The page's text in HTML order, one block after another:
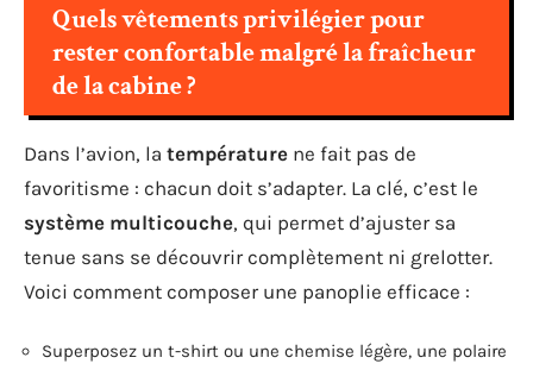
Quels vêtements privilégier pour
rester confortable malgré la fraîcheur
de la cabine ?
Dans l’avion, la température ne fait pas de
favoritisme : chacun doit s’adapter. La clé, c’est le
système multicouche, qui permet d’ajuster sa
tenue sans se découvrir complètement ni grelotter.
Voici comment composer une panoplie efficace :
Superposez un t-shirt ou une chemise légère, une polaire